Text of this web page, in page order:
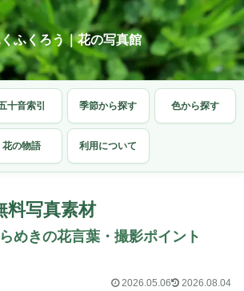
ふくろう｜花の写真館
十音索引 季節から探す 色から探す
花の物語 利用について
料写真素材
めきの花言葉・撮影ポイント
2026.05.06 2026.08.04